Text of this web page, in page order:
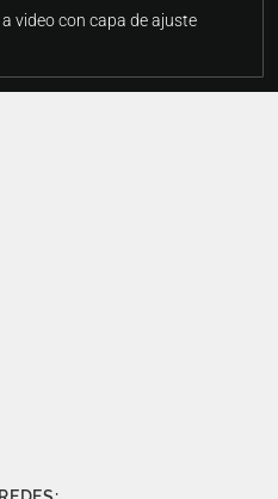
video con capa de ajuste